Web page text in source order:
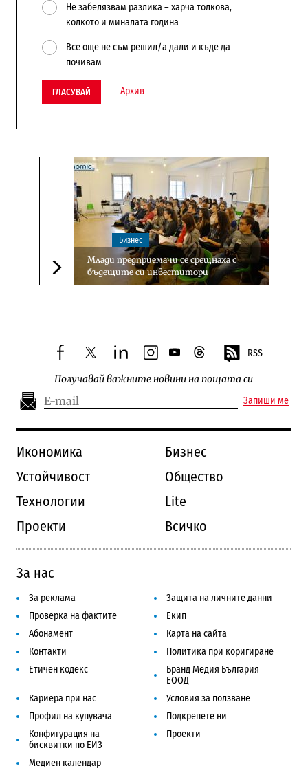
Не забелязвам разлика – харча толкова,
колкото и миналата година
Все още не съм решил/а дали и къде да
почивам
ГЛАСУВАЙ Архив
Следваща новина
Бизнес
Млади предприемачи се срещнаха с
бъдещите си инвеститори
facebooktwitterlinkedininstagram
youtubethreads RSS
Получавай важните новини на пощата си
Запиши ме
Икономика
Бизнес
Устойчивост
Общество
Технологии
Lite
Проекти
Всичко
За нас
За реклама
Защита на личните данни
Проверка на фактите
Екип
Абонамент
Карта на сайта
Контакти
Политика при коригиране
Етичен кодекс
Бранд Медия България
ЕООД
Кариера при нас
Условия за ползване
Профил на купувача
Подкрепете ни
Конфигурация на
бисквитки по ЕИЗ
Проекти
Медиен календар